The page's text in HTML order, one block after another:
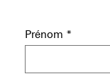
Prénom *